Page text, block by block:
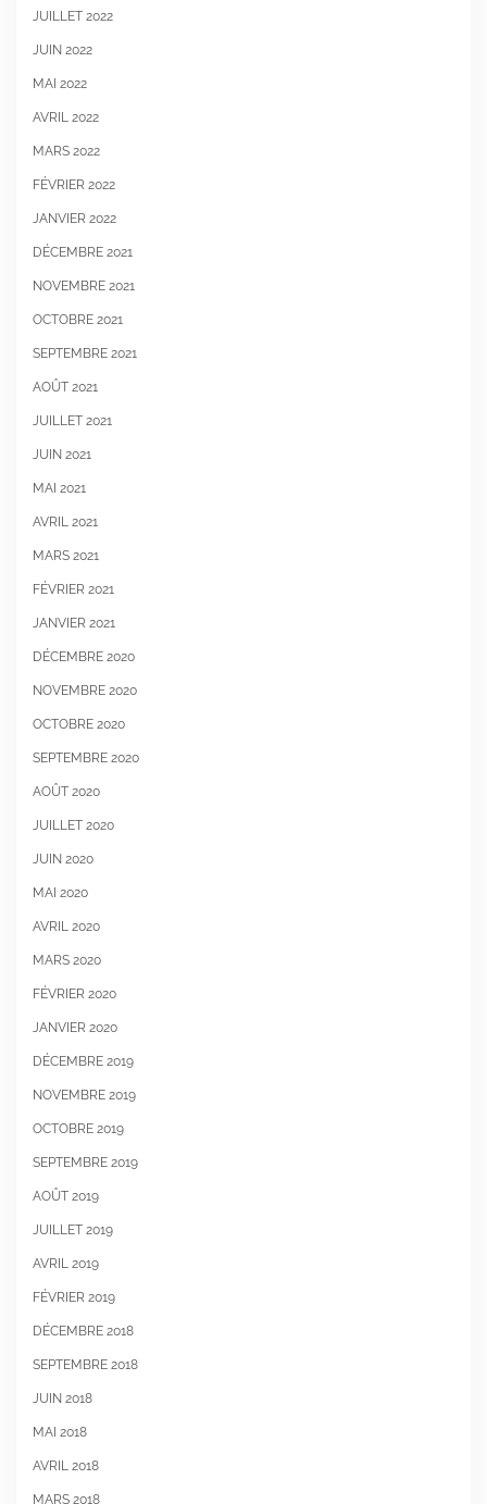
JUILLET 2022
JUIN 2022
MAI 2022
AVRIL 2022
MARS 2022
FÉVRIER 2022
JANVIER 2022
DÉCEMBRE 2021
NOVEMBRE 2021
OCTOBRE 2021
SEPTEMBRE 2021
AOÛT 2021
JUILLET 2021
JUIN 2021
MAI 2021
AVRIL 2021
MARS 2021
FÉVRIER 2021
JANVIER 2021
DÉCEMBRE 2020
NOVEMBRE 2020
OCTOBRE 2020
SEPTEMBRE 2020
AOÛT 2020
JUILLET 2020
JUIN 2020
MAI 2020
AVRIL 2020
MARS 2020
FÉVRIER 2020
JANVIER 2020
DÉCEMBRE 2019
NOVEMBRE 2019
OCTOBRE 2019
SEPTEMBRE 2019
AOÛT 2019
JUILLET 2019
AVRIL 2019
FÉVRIER 2019
DÉCEMBRE 2018
SEPTEMBRE 2018
JUIN 2018
MAI 2018
AVRIL 2018
MARS 2018